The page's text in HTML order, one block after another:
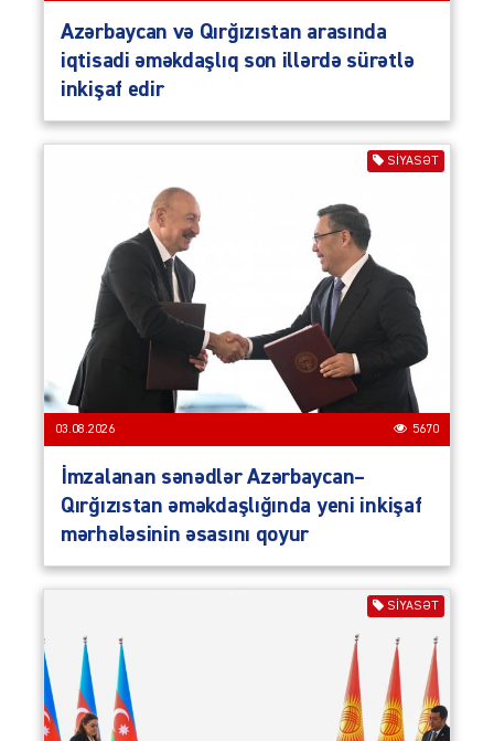
Azərbaycan və Qırğızıstan arasında
iqtisadi əməkdaşlıq son illərdə sürətlə
inkişaf edir
SIYASƏT
03.08.2026 5670
İmzalanan sənədlər Azərbaycan–
Qırğızıstan əməkdaşlığında yeni inkişaf
mərhələsinin əsasını qoyur
SIYASƏT